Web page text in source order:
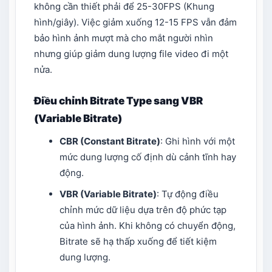
không cần thiết phải để 25-30FPS (Khung
hình/giây). Việc giảm xuống 12-15 FPS vẫn đảm
bảo hình ảnh mượt mà cho mắt người nhìn
nhưng giúp giảm dung lượng file video đi một
nửa.
Điều chỉnh Bitrate Type sang VBR
(Variable Bitrate)
CBR (Constant Bitrate): Ghi hình với một
mức dung lượng cố định dù cảnh tĩnh hay
động.
VBR (Variable Bitrate): Tự động điều
chỉnh mức dữ liệu dựa trên độ phức tạp
của hình ảnh. Khi không có chuyển động,
Bitrate sẽ hạ thấp xuống để tiết kiệm
dung lượng.